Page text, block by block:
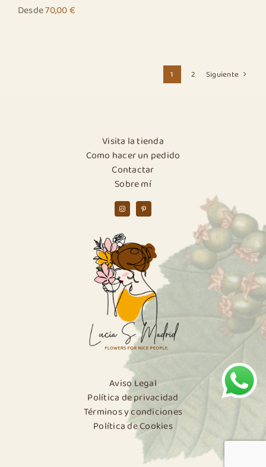
Desde70,00€
1 2 Siguiente
Visita la tienda
Como hacer un pedido
Contactar
Sobre mí
Aviso Legal
Política de privacidad
Términos y condiciones
Política de Cookies